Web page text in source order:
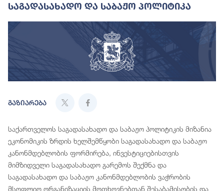
Საგადასახადო Და Საბაჟო Პოლიტიკა
გაზიარება
საქართველოს საგადასახადო და საბაჟო პოლიტიკის მიზანია
ეკონომიკის ზრდის ხელშემწყობი საგადასახადო და საბაჟო
კანონმდებლობის ფორმირება, ინვესტიციებისთვის
მიმზიდველი საგადასახადო გარემოს შექმნა და
საგადასახადო და საბაჟო კანონმდებლობის ვაჭრობის
მსოფლიო ორგანიზაციის მოთხოვნებთან შესაბამისობის და